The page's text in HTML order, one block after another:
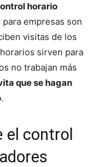
horario
empresas son
visitas de los
sirven para
no trabajan más
que se hagan
.
el control